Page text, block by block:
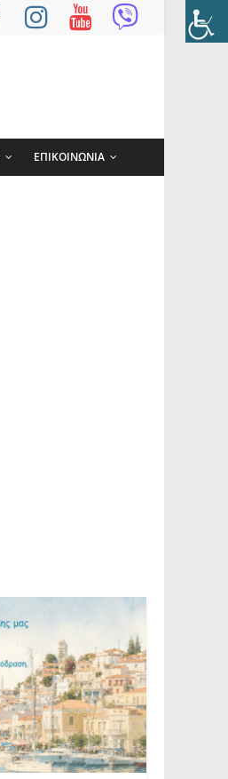
ΕΠΙΚΟΙΝΩΝΙΑ